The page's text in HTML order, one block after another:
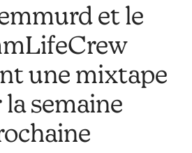
et le
une mixtape
semaine